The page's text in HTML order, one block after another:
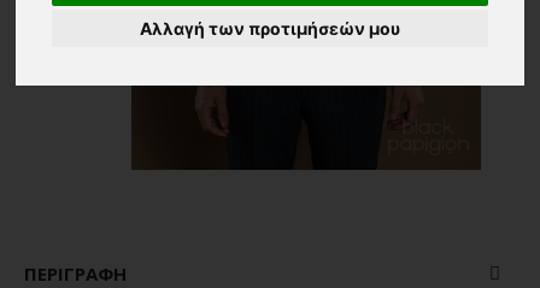
Αλλαγή των προτιμήσεών μου
ΠΕΡΙΓΡΑΦΉ